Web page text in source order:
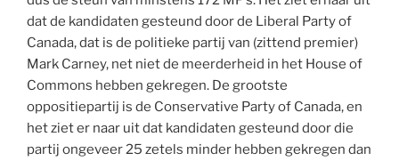
dat de kandidaten gesteund door de Liberal Party of
Canada, dat is de politieke partij van (zittend premier)
Mark Carney, net niet de meerderheid in het House of
Commons hebben gekregen. De grootste
oppositiepartij is de Conservative Party of Canada, en
het ziet er naar uit dat kandidaten gesteund door die
partij ongeveer 25 zetels minder hebben gekregen dan